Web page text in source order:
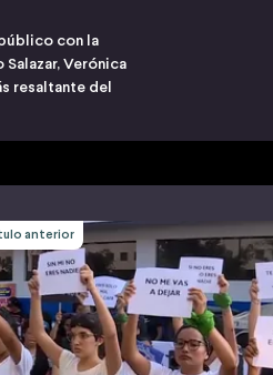
con la
Verónica
resaltante del
anterior